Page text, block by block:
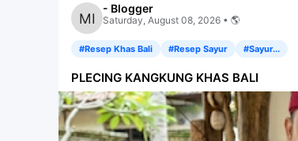
- Blogger
Saturday, August 08, 2026 • 🌎
#Resep Khas Bali #Resep Sayur #Sayur...
PLECING KANGKUNG KHAS BALI